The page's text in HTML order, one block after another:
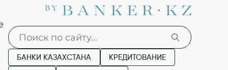
БАНКИ КАЗАХСТАНА КРЕДИТОВАНИЕ